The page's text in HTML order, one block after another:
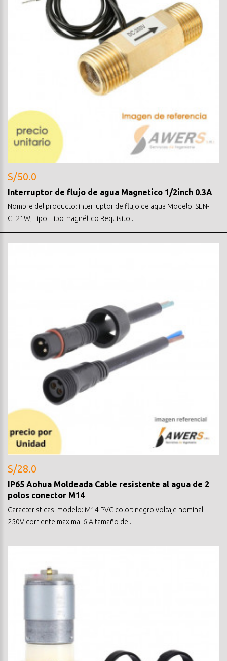
S/50.0
Interruptor de flujo de agua Magnetico 1/2inch 0.3A
Nombre del producto: interruptor de flujo de agua Modelo: SEN-
CL21W; Tipo: Tipo magnético Requisito ..
S/28.0
IP65 Aohua Moldeada Cable resistente al agua de 2
polos conector M14
Caracteristicas: modelo: M14 PVC color: negro voltaje nominal:
250V corriente maxima: 6 A tamaño de..